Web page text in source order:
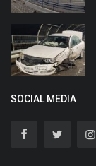
SOCIAL MEDIA